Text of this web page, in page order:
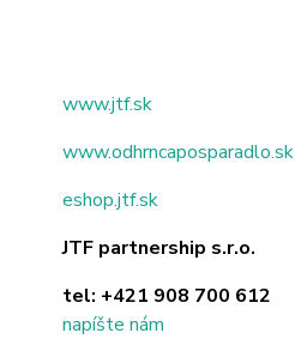
www.jtf.sk
www.odhrncaposparadlo.sk
eshop.jtf.sk
JTF partnership s.r.o.
tel: +421 908 700 612
napíšte nám